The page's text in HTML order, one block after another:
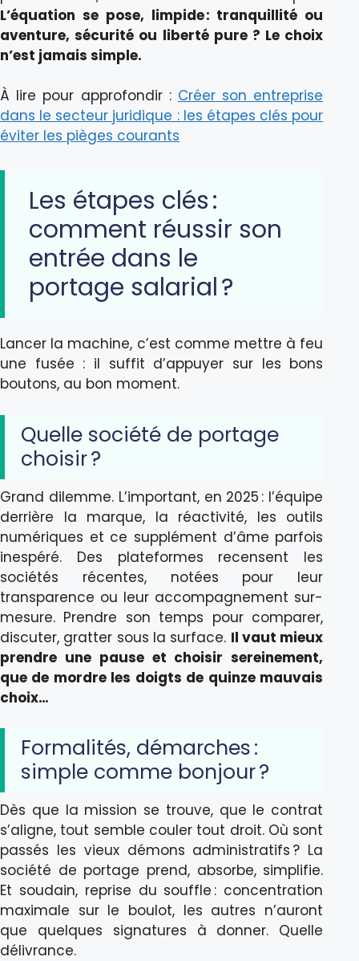
L’équation se pose, limpide : tranquillité ou
aventure, sécurité ou liberté pure ? Le choix
n’est jamais simple.
À lire pour approfondir : Créer son entreprise
dans le secteur juridique : les étapes clés pour
éviter les pièges courants
Les étapes clés :
comment réussir son
entrée dans le
portage salarial ?
Lancer la machine, c’est comme mettre à feu
une fusée : il suffit d’appuyer sur les bons
boutons, au bon moment.
Quelle société de portage
choisir ?
Grand dilemme. L’important, en 2025 : l’équipe
derrière la marque, la réactivité, les outils
numériques et ce supplément d’âme parfois
inespéré. Des plateformes recensent les
sociétés récentes, notées pour leur
transparence ou leur accompagnement sur-
mesure. Prendre son temps pour comparer,
discuter, gratter sous la surface. Il vaut mieux
prendre une pause et choisir sereinement,
que de mordre les doigts de quinze mauvais
choix…
Formalités, démarches :
simple comme bonjour ?
Dès que la mission se trouve, que le contrat
s’aligne, tout semble couler tout droit. Où sont
passés les vieux démons administratifs ? La
société de portage prend, absorbe, simplifie.
Et soudain, reprise du souffle : concentration
maximale sur le boulot, les autres n’auront
que quelques signatures à donner. Quelle
délivrance.